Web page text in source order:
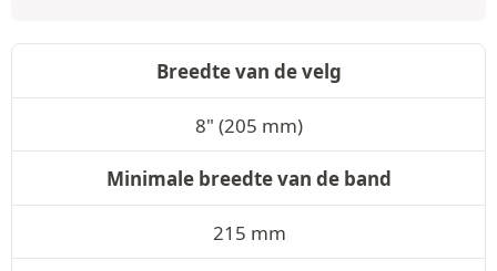
Breedte van de velg
8" (205 mm)
Minimale breedte van de band
215 mm